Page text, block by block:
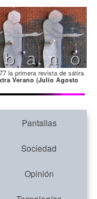
la primera revista de sátira
Verano (Julio Agosto
Pantallas
Sociedad
Opinión